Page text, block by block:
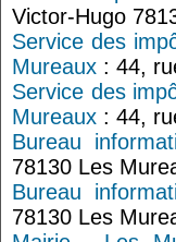
Victor-Hugo
Service des
Mureaux : 44,
Service des
Mureaux : 44,
Bureau
78130 Les
Bureau
78130 Les